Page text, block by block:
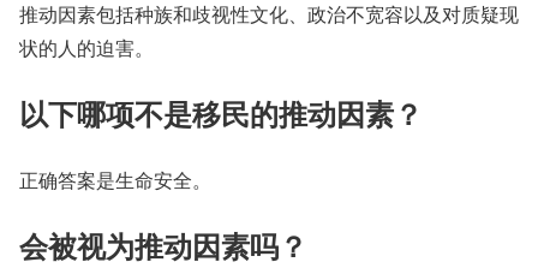
推动因素包括种族和歧视性文化、政治不宽容以及对质疑现
状的人的迫害。
以下哪项不是移民的推动因素？
正确答案是生命安全。
会被视为推动因素吗？